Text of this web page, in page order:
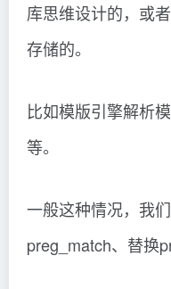
库思维设计的，或
存储的。
比如模版引擎解析
等。
一般这种情况，我
preg_match、替换